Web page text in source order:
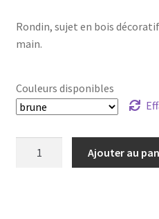
Rondin, sujet en bois
main.
Couleurs disponibles
Ajouter au